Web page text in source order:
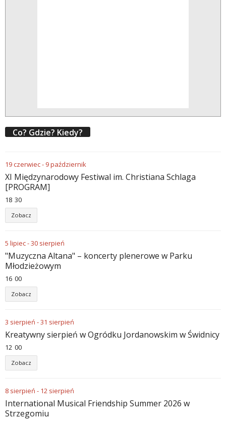
Co? Gdzie? Kiedy?
19czerwiec- 9październik
XI Międzynarodowy Festiwal im. Christiana Schlaga
[PROGRAM]
18 30
Zobacz
5 lipiec-30 sierpień
"Muzyczna Altana" – koncerty plenerowe w Parku
Młodzieżowym
16 00
Zobacz
3 sierpień -31 sierpień
Kreatywny sierpień w Ogródku Jordanowskim w Świdnicy
12 00
Zobacz
8 sierpień - 12 sierpień
International Musical Friendship Summer 2026 w
Strzegomiu